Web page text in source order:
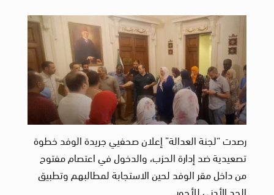
رصدت “لجنة العدالة” إعلان صحفيي جريدة الوفد خطوة
تصعيدية ضد إدارة الحزب، والدخول في اعتصام مفتوح
من داخل مقر الوفد لحين الاستجابة لمطالبهم وتطبيق
الحد الأدنى للأجور.